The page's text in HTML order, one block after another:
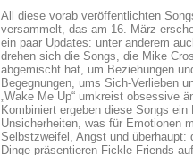
All diese vorab veröffentlichten
versammelt, das am 16. März
ein paar Updates: unter anderem
drehen sich die Songs, die Mike
abgemischt hat, um Beziehungen
Begegnungen, ums Sich-Verlieben
„Wake Me Up“ umkreist obsessive
Kombiniert ergeben diese Songs
Unsicherheiten, was für Emotionen
Selbstzweifel, Angst und
Dinge präsentieren Fickle Friends